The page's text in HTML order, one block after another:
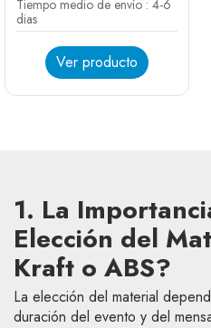
Tiempo medio de envío : 4-6
dias
Ver producto
1. La
Elección del
Kraft o ABS?
La elección del material
duración del evento y del